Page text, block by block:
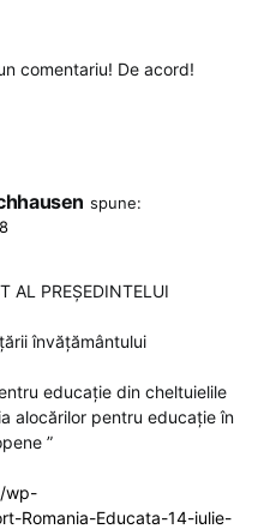
comentariu! De acord!
spune:
AL PREȘEDINTELUI
învățământului
educație din cheltuielile
alocărilor pentru educație în
”
wp-
Romania-Educata-14-iulie-